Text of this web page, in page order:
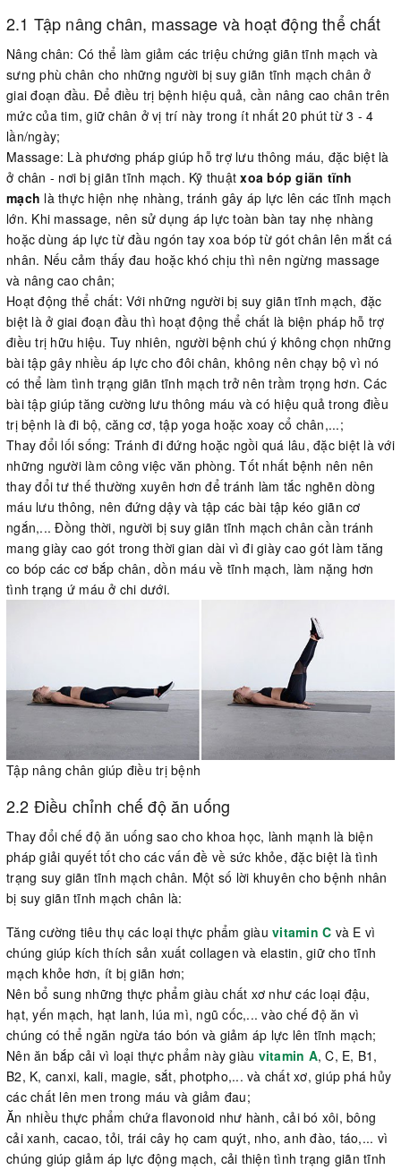
2.1 Tập nâng chân, massage và hoạt động thể chất
Nâng chân: Có thể làm giảm các triệu chứng giãn tĩnh mạch và
sưng phù chân cho những người bị suy giãn tĩnh mạch chân ở
giai đoạn đầu. Để điều trị bệnh hiệu quả, cần nâng cao chân trên
mức của tim, giữ chân ở vị trí này trong ít nhất 20 phút từ 3 - 4
lần/ngày;
Massage: Là phương pháp giúp hỗ trợ lưu thông máu, đặc biệt là
ở chân - nơi bị giãn tĩnh mạch. Kỹ thuậtxoa bóp giãn tĩnh
mạch là thực hiện nhẹ nhàng, tránh gây áp lực lên các tĩnh mạch
lớn. Khi massage, nên sử dụng áp lực toàn bàn tay nhẹ nhàng
hoặc dùng áp lực từ đầu ngón tay xoa bóp từ gót chân lên mắt cá
nhân. Nếu cảm thấy đau hoặc khó chịu thì nên ngừng massage
và nâng cao chân;
Hoạt động thể chất: Với những người bị suy giãn tĩnh mạch, đặc
biệt là ở giai đoạn đầu thì hoạt động thể chất là biện pháp hỗ trợ
điều trị hữu hiệu. Tuy nhiên, người bệnh chú ý không chọn những
bài tập gây nhiều áp lực cho đôi chân, không nên chạy bộ vì nó
có thể làm tình trạng giãn tĩnh mạch trở nên trầm trọng hơn. Các
bài tập giúp tăng cường lưu thông máu và có hiệu quả trong điều
trị bệnh là đi bộ, căng cơ, tập yoga hoặc xoay cổ chân,...;
Thay đổi lối sống: Tránh đi đứng hoặc ngồi quá lâu, đặc biệt là với
những người làm công việc văn phòng. Tốt nhất bệnh nên nên
thay đổi tư thế thường xuyên hơn để tránh làm tắc nghẽn dòng
máu lưu thông, nên đứng dậy và tập các bài tập kéo giãn cơ
ngắn,... Đồng thời, người bị suy giãn tĩnh mạch chân cần tránh
mang giày cao gót trong thời gian dài vì đi giày cao gót làm tăng
co bóp các cơ bắp chân, dồn máu về tĩnh mạch, làm nặng hơn
tình trạng ứ máu ở chi dưới.
Tập nâng chân giúp điều trị bệnh
2.2 Điều chỉnh chế độ ăn uống
Thay đổi chế độ ăn uống sao cho khoa học, lành mạnh là biện
pháp giải quyết tốt cho các vấn đề về sức khỏe, đặc biệt là tình
trạng suy giãn tĩnh mạch chân. Một số lời khuyên cho bệnh nhân
bị suy giãn tĩnh mạch chân là:
Tăng cường tiêu thụ các loại thực phẩm giàu vitamin C và E vì
chúng giúp kích thích sản xuất collagen và elastin, giữ cho tĩnh
mạch khỏe hơn, ít bị giãn hơn;
Nên bổ sung những thực phẩm giàu chất xơ như các loại đậu,
hạt, yến mạch, hạt lanh, lúa mì, ngũ cốc,... vào chế độ ăn vì
chúng có thể ngăn ngừa táo bón và giảm áp lực lên tĩnh mạch;
Nên ăn bắp cải vì loại thực phẩm này giàu vitamin A, C, E, B1,
B2, K, canxi, kali, magie, sắt, photpho,... và chất xơ, giúp phá hủy
các chất lên men trong máu và giảm đau;
Ăn nhiều thực phẩm chứa flavonoid như hành, cải bó xôi, bông
cải xanh, cacao, tỏi, trái cây họ cam quýt, nho, anh đào, táo,... vì
chúng giúp giảm áp lực động mạch, cải thiện tình trạng giãn tĩnh